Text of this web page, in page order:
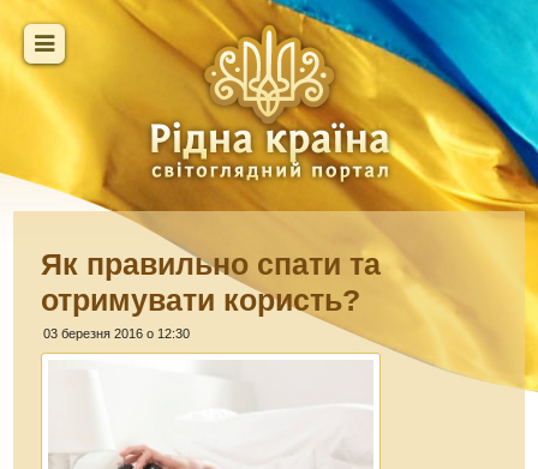
Як правильно спати та
отримувати користь?
03 березня 2016 о 12:30